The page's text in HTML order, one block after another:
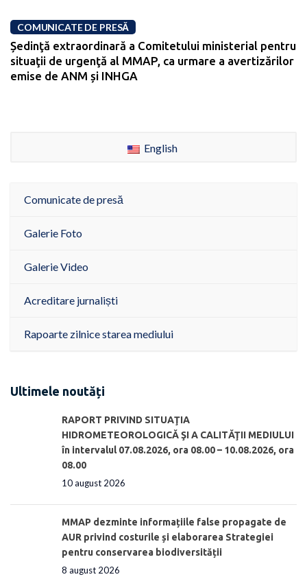
COMUNICATE DE PRESĂ
Ședinţă extraordinară a Comitetului ministerial pentru
situaţii de urgenţă al MMAP, ca urmare a avertizărilor
emise de ANM și INHGA
English
Comunicate de presă
Galerie Foto
Galerie Video
Acreditare jurnaliști
Rapoarte zilnice starea mediului
Ultimele noutăți
RAPORT PRIVIND SITUAŢIA
HIDROMETEOROLOGICĂ ŞI A CALITĂŢII MEDIULUI
în intervalul 07.08.2026, ora 08.00 – 10.08.2026, ora
08.00
10 august 2026
MMAP dezminte informațiile false propagate de
AUR privind costurile și elaborarea Strategiei
pentru conservarea biodiversității
8 august 2026